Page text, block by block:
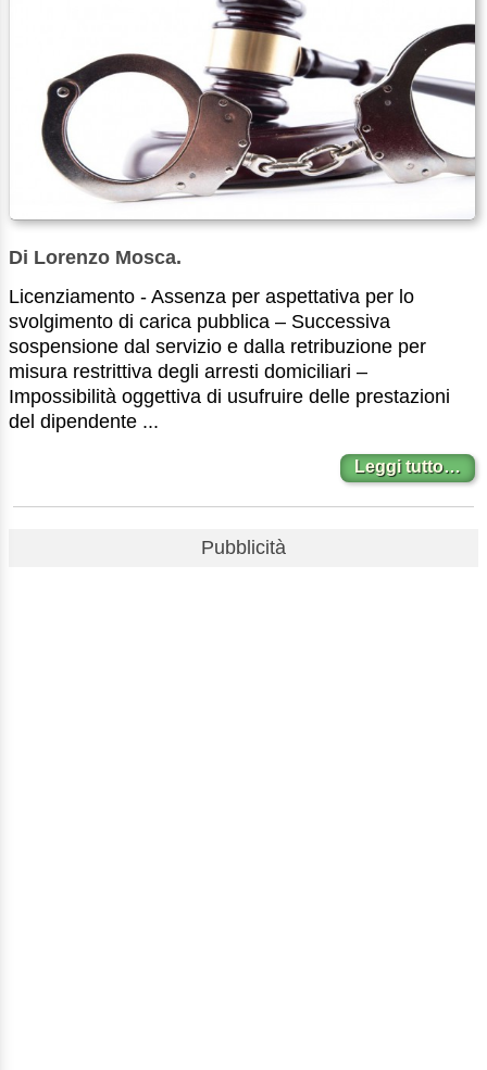
Di Lorenzo Mosca.
Licenziamento - Assenza per aspettativa per lo
svolgimento di carica pubblica – Successiva
sospensione dal servizio e dalla retribuzione per
misura restrittiva degli arresti domiciliari –
Impossibilità oggettiva di usufruire delle prestazioni
del dipendente ...
Leggi tutto…
Pubblicità